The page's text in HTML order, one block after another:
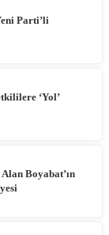
Parti’li
‘Yol’
Boyabat’ın